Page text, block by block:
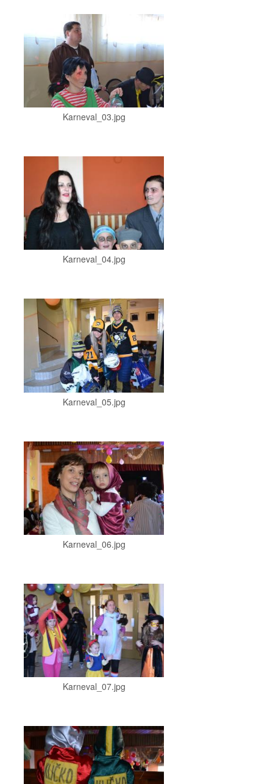
Karneval_03.jpg
Karneval_04.jpg
Karneval_05.jpg
Karneval_06.jpg
Karneval_07.jpg